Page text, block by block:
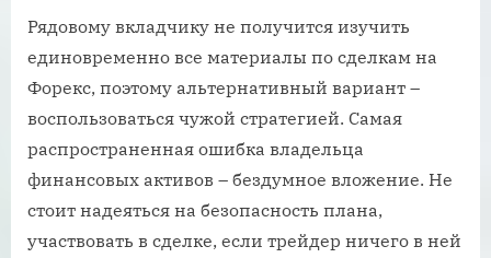
Рядовому вкладчику не получится изучить
единовременно все материалы по сделкам на
Форекс, поэтому альтернативный вариант –
воспользоваться чужой стратегией. Самая
распространенная ошибка владельца
финансовых активов – бездумное вложение. Не
стоит надеяться на безопасность плана,
участвовать в сделке, если трейдер ничего в ней